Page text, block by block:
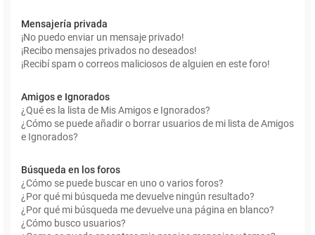
Mensajería privada
¡No puedo enviar un mensaje privado!
¡Recibo mensajes privados no deseados!
¡Recibí spam o correos maliciosos de alguien en este foro!
Amigos e Ignorados
¿Qué es la lista de Mis Amigos e Ignorados?
¿Cómo se puede añadir o borrar usuarios de mi lista de Amigos
e Ignorados?
Búsqueda en los foros
¿Cómo se puede buscar en uno o varios foros?
¿Por qué mi búsqueda me devuelve ningún resultado?
¿Por qué mi búsqueda me devuelve una página en blanco?
¿Cómo busco usuarios?